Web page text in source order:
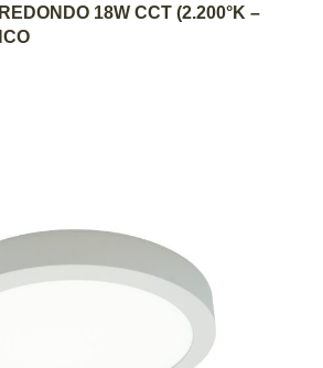
AL CARRITO
18W CCT (2.200°K –